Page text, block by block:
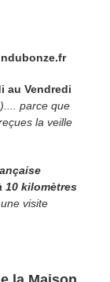
au Vendredi
parce que
la veille
10 kilomètres
visite